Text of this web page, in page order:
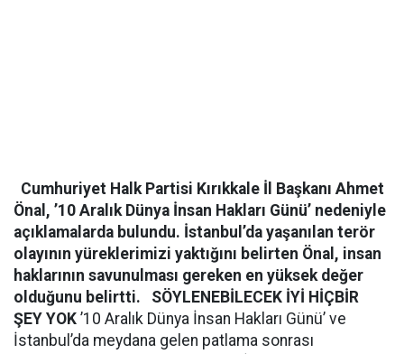
Cumhuriyet Halk Partisi Kırıkkale İl Başkanı Ahmet
Önal, ’10 Aralık Dünya İnsan Hakları Günü’ nedeniyle
açıklamalarda bulundu. İstanbul’da yaşanılan terör
olayının yüreklerimizi yaktığını belirten Önal, insan
haklarının savunulması gereken en yüksek değer
olduğunu belirtti.
SÖYLENEBİLECEK İYİ HİÇBİR
ŞEY YOK ’10 Aralık Dünya İnsan Hakları Günü’ ve
İstanbul’da meydana gelen patlama sonrası